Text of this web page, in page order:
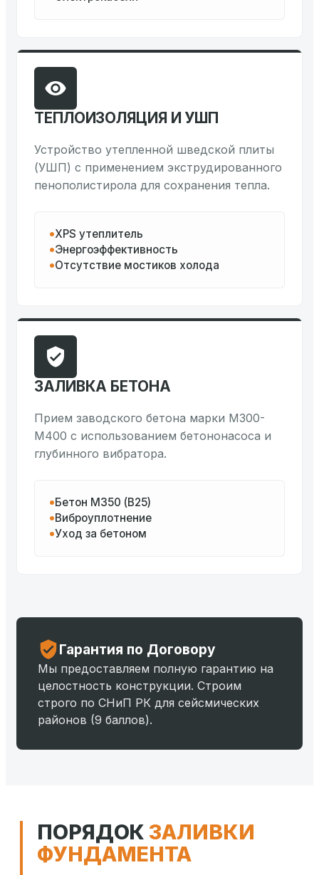
ТЕПЛОИЗОЛЯЦИЯ И УШП
Устройство утепленной шведской плиты
(УШП) с применением экструдированного
пенополистирола для сохранения тепла.
XPS утеплитель
Энергоэффективность
Отсутствие мостиков холода
ЗАЛИВКА БЕТОНА
Прием заводского бетона марки М300-
М400 с использованием бетононасоса и
глубинного вибратора.
Бетон М350 (B25)
Виброуплотнение
Уход за бетоном
Гарантия по Договору
Мы предоставляем полную гарантию на
целостность конструкции. Строим
строго по СНиП РК для сейсмических
районов (9 баллов).
ПОРЯДОК ЗАЛИВКИ
ФУНДАМЕНТА